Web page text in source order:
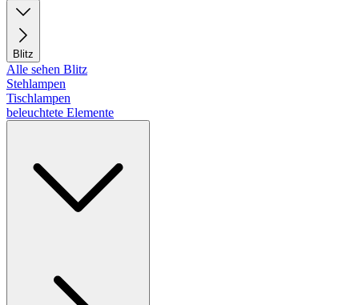
Blitz
Alle sehen Blitz
Stehlampen
Tischlampen
beleuchtete Elemente